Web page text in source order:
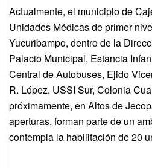
Actualmente, el municipio de
Unidades Médicas de primer
Yucuribampo, dentro de la
Palacio Municipal, Estancia
Central de Autobuses, Ejido
R. López, USSI Sur, Colonia
próximamente, en Altos de
aperturas, forman parte de un
contempla la habilitación de 20